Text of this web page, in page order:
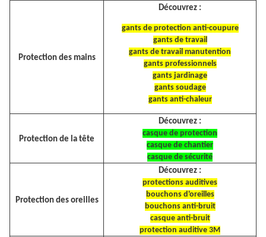
Protection des mains
Découvrez :
gants de protection anti-coupure
gants de travail
gants de travail manutention
gants professionnels
gants jardinage
gants soudage
gants anti-chaleur
Protection de la tête
Découvrez :
casque de protection
casque de chantier
casque de sécurité
Protection des oreilles
Découvrez :
protections auditives
bouchons d'oreilles
bouchons anti-bruit
casque anti-bruit
protection auditive 3M